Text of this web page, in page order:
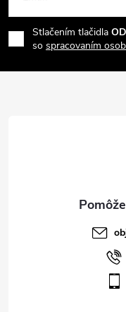
p
r
v
i
e
á
p
Stlačením tlačidla
so spracovaním